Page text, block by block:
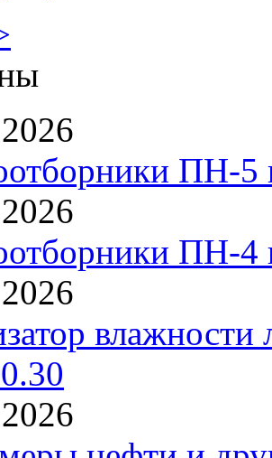
ПН-
ПН-